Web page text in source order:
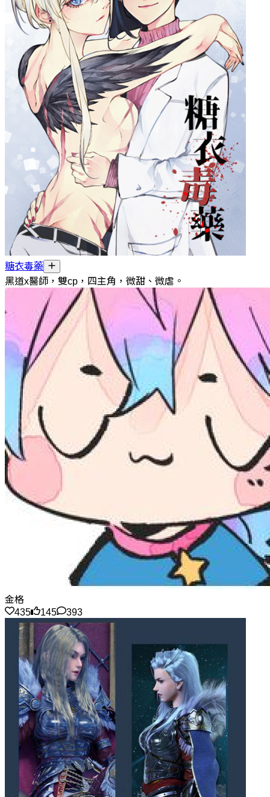
糖衣毒藥
黑道x醫師，雙cp，四主角，微甜、微虐。
金格
435
145 393